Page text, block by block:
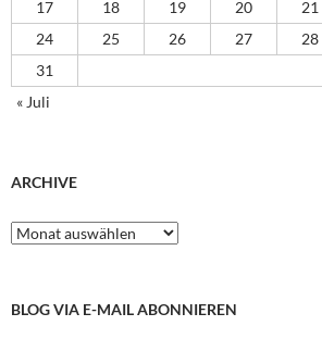
17
18 19 20 21
24
25 26 27 28
31
« Juli
ARCHIVE
Archive
BLOG VIA E-MAIL ABONNIEREN